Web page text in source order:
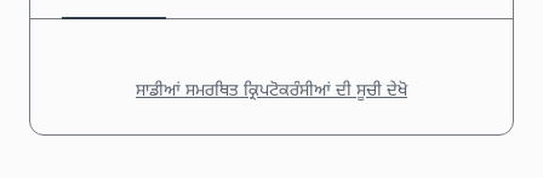
ਸਾਡੀਆਂ ਸਮਰਥਿਤ ਕ੍ਰਿਪਟੋਕਰੰਸੀਆਂ ਦੀ ਸੂਚੀ ਦੇਖੋ